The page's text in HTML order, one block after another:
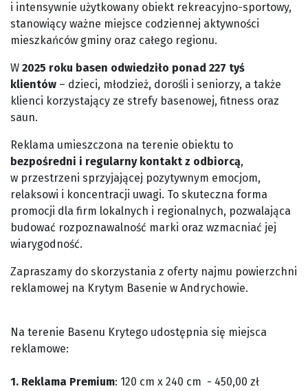
i intensywnie użytkowany obiekt rekreacyjno-sportowy,
stanowiący ważne miejsce codziennej aktywności
mieszkańców gminy oraz całego regionu.
W 2025 roku basen odwiedziło ponad 227 tyś
klientów – dzieci, młodzież, dorośli i seniorzy, a także
klienci korzystający ze strefy basenowej, fitness oraz
saun.
Reklama umieszczona na terenie obiektu to
bezpośredni i regularny kontakt z odbiorcą,
w przestrzeni sprzyjającej pozytywnym emocjom,
relaksowi i koncentracji uwagi. To skuteczna forma
promocji dla firm lokalnych i regionalnych, pozwalająca
budować rozpoznawalność marki oraz wzmacniać jej
wiarygodność.
Zapraszamy do skorzystania z oferty najmu powierzchni
reklamowej na Krytym Basenie w Andrychowie.
Na terenie Basenu Krytego udostępnia się miejsca
reklamowe:
1. Reklama Premium: 120 cm x 240 cm - 450,00 zł